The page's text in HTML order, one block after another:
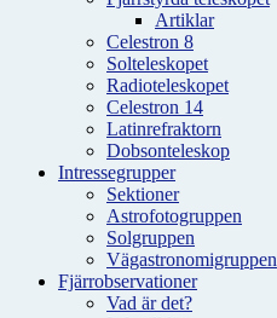
Artiklar
Celestron 8
Solteleskopet
Radioteleskopet
Celestron 14
Latinrefraktorn
Dobsonteleskop
Intressegrupper
Sektioner
Astrofotogruppen
Solgruppen
Vägastronomigruppen
Fjärrobservationer
Vad är det?